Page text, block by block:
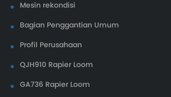
Mesin rekondisi
Bagian Penggantian Umum
Profil Perusahaan
QJH910 Rapier Loom
GA736 Rapier Loom